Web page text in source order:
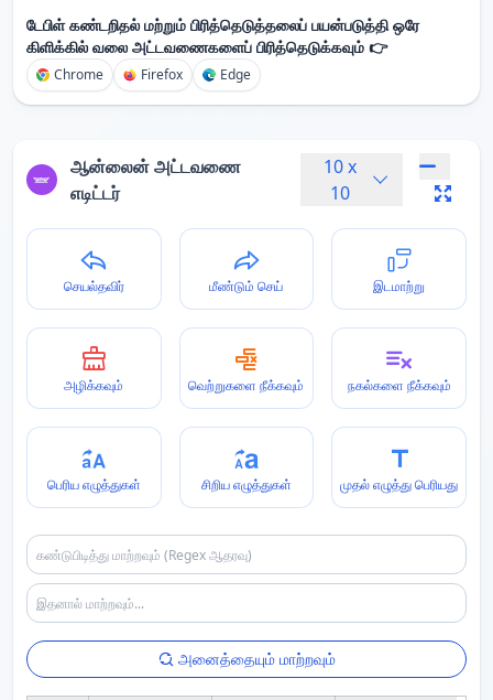
டேபிள் கண்டறிதல் மற்றும் பிரித்தெடுத்தலைப் பயன்படுத்தி ஒரே
கிளிக்கில் வலை அட்டவணைகளைப் பிரித்தெடுக்கவும் 👉
Chrome Firefox Edge
ஆன்லைன் அட்டவணை
எடிட்டர்
10x
10
செயல்தவிர் மீண்டும் செய் இடமாற்று
அழிக்கவும் வெற்றுகளை நீக்கவும் நகல்களை நீக்கவும்
பெரிய எழுத்துகள் சிறிய எழுத்துகள் முதல் எழுத்து பெரியது
அனைத்தையும் மாற்றவும்